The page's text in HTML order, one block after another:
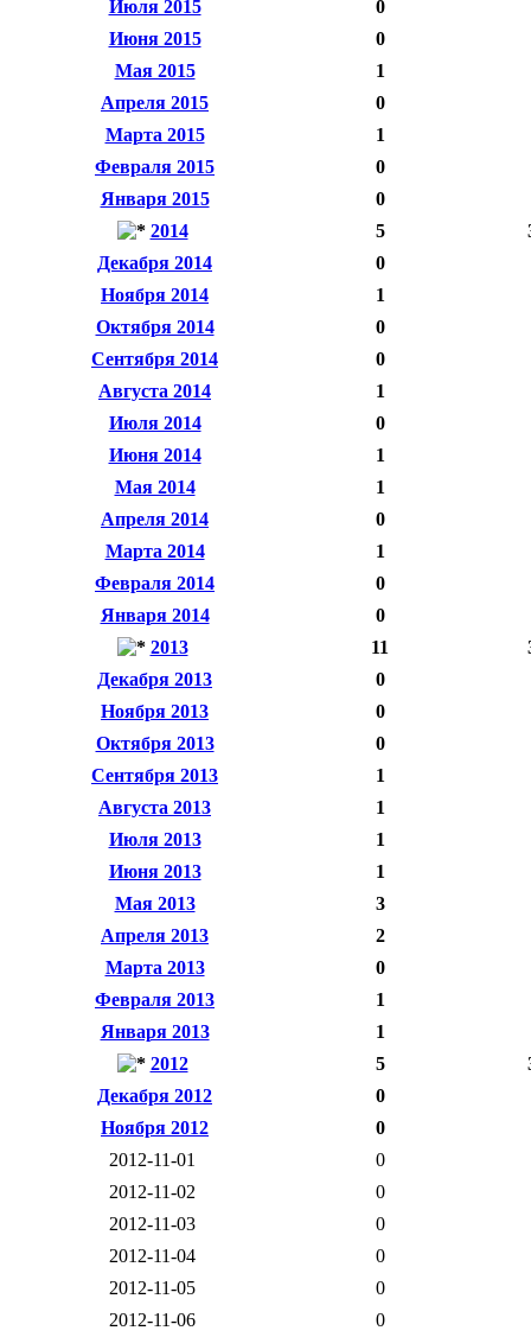
Июля 2015
0
Июня 2015
0
Мая 2015
1
Апреля 2015
0
Марта 2015
1
Февраля 2015
0
Января 2015
0
2014
5
Декабря 2014
0
Ноября 2014
1
Октября 2014
0
Сентября 2014
0
Августа 2014
1
Июля 2014
0
Июня 2014
1
Мая 2014
1
Апреля 2014
0
Марта 2014
1
Февраля 2014
0
Января 2014
0
2013
11
Декабря 2013
0
Ноября 2013
0
Октября 2013
0
Сентября 2013
1
Августа 2013
1
Июля 2013
1
Июня 2013
1
Мая 2013
3
Апреля 2013
2
Марта 2013
0
Февраля 2013
1
Января 2013
1
2012
5
Декабря 2012
0
Ноября 2012
0
2012-11-01
0
2012-11-02
0
2012-11-03
0
2012-11-04
0
2012-11-05
0
2012-11-06
0